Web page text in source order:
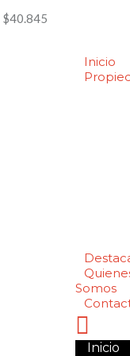
$40.845
Inicio
Somos
Inicio